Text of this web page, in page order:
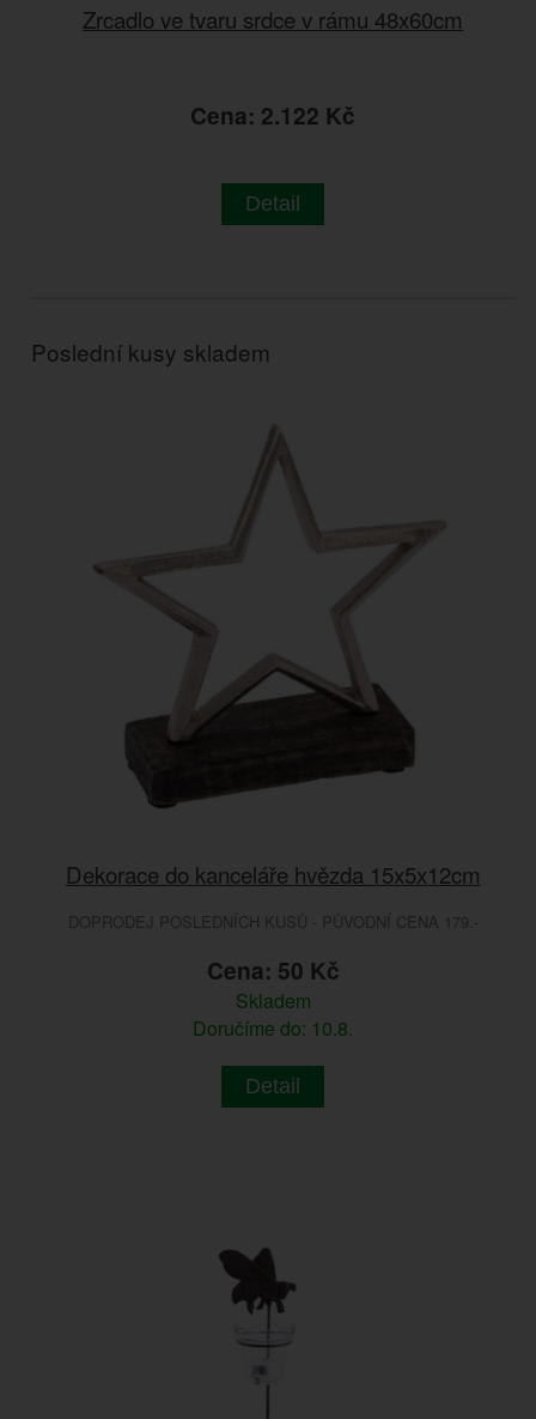
Zrcadlo ve tvaru srdce v rámu 48x60cm
Cena: 2.122 Kč
Detail
Poslední kusy skladem
Dekorace do kanceláře hvězda 15x5x12cm
DOPRODEJ POSLEDNÍCH KUSŮ - PŮVODNÍ CENA 179.-
Cena: 50 Kč
Skladem
Doručíme do: 10.8.
Detail